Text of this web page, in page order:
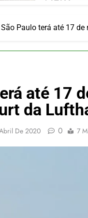
LATAM
Azul
Turismo na
4 De Agosto De
Por Dentro
4 De Agosto
São Paulo terá até 17
até 17
da
De 2020 0 7